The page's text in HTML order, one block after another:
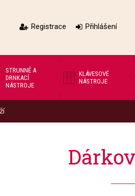
Registrace Přihlášení
STRUNNÉ A
DRNKACÍ
NÁSTROJE
KLÁVESOVÉ
NÁSTROJE